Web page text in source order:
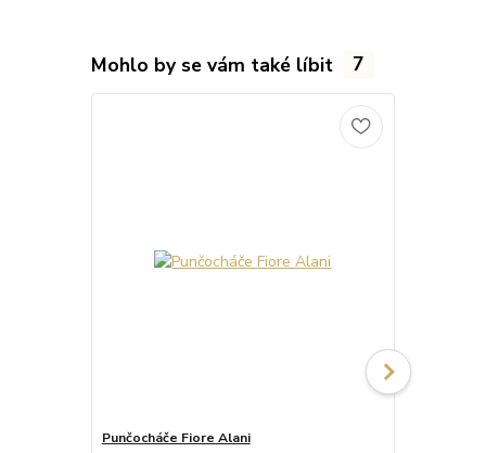
Mohlo by se vám také líbit 7
Punčocháče Fiore Alani